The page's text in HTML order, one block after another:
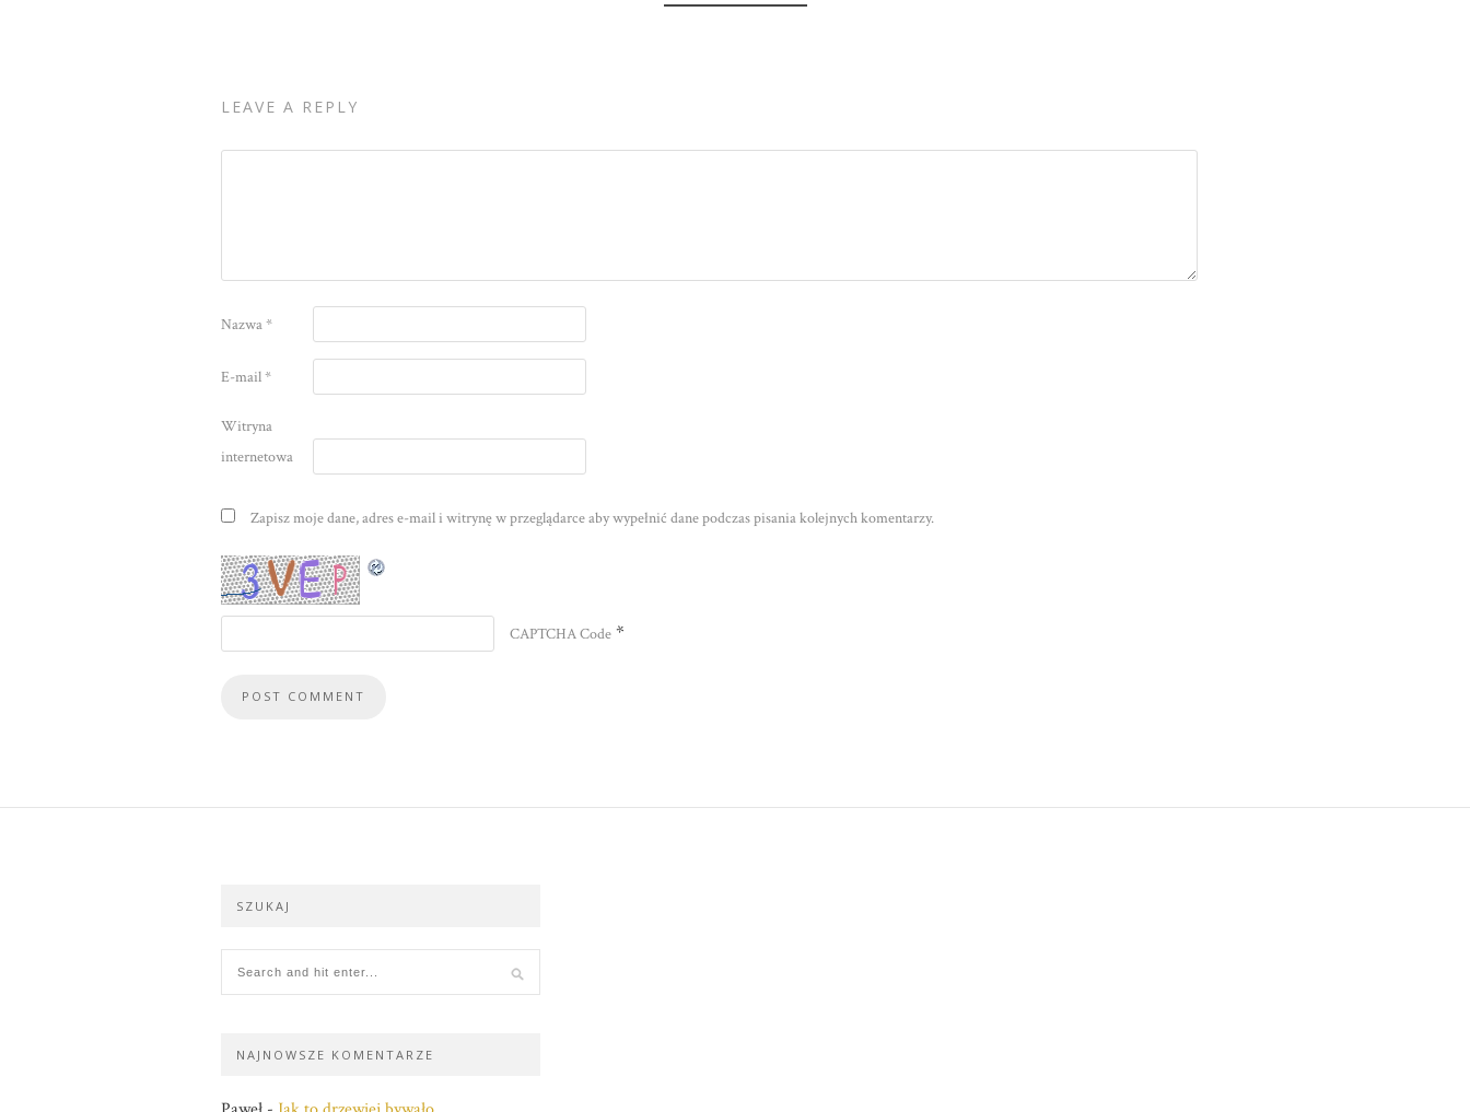
LEAVE A REPLY
Nazwa*
E-mail*
Witryna
internetowa
Zapisz moje dane, adres e-mail i witrynę w przeglądarce aby wypełnić dane podczas pisania kolejnych komentarzy.
CAPTCHA Code *
SZUKAJ
NAJNOWSZE KOMENTARZE